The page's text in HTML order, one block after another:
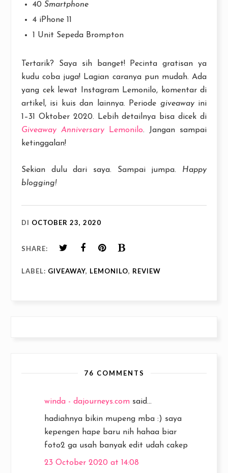
40Smartphone
4 iPhone 11
1 Unit Sepeda Brompton
Tertarik? Saya sih banget! Pecinta gratisan ya
kudu coba juga! Lagian caranya pun mudah. Ada
yang cek lewat Instagram Lemonilo, komentar di
artikel, isi kuis dan lainnya. Periode giveawayini
1–31 Oktober 2020. Lebih detailnya bisa dicek di
Giveaway Anniversary Lemonilo. Jangan sampai
ketinggalan!
Sekian dulu dari saya. Sampai jumpa. Happy
blogging!
DI OCTOBER 23, 2020
SHARE:
LABEL: GIVEAWAY, LEMONILO, REVIEW
76 COMMENTS
winda - dajourneys.com said...
hadiahnya bikin mupeng mba :) saya
kepengen hape baru nih hahaa biar
foto2 ga usah banyak edit udah cakep
23 October 2020 at 14:08